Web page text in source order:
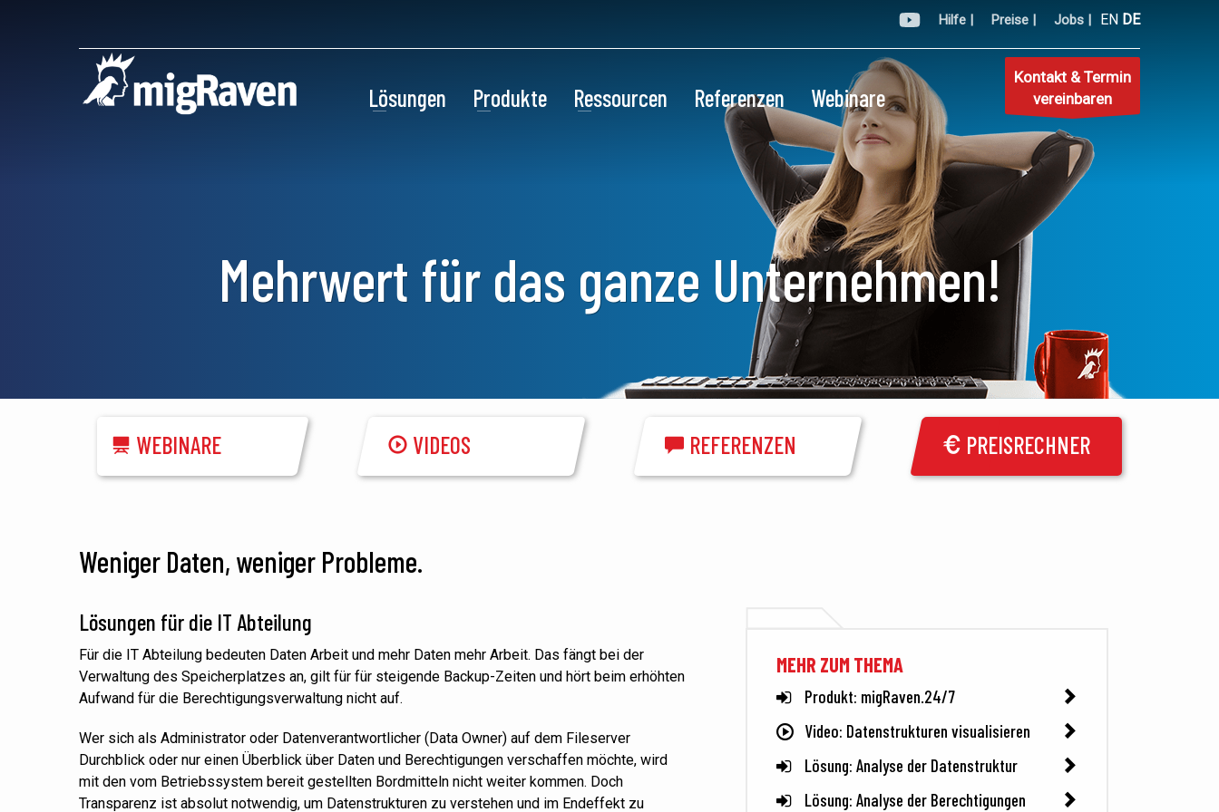
Hilfe | Preise | Jobs | EN DE
Lösungen Produkte Ressourcen Referenzen Webinare
Kontakt & Termin
vereinbaren
Mehrwert für das ganze Unternehmen!
WEBINARE VIDEOS REFERENZEN PREISRECHNER
Weniger Daten, weniger Probleme.
Lösungen für die IT Abteilung
Für die IT Abteilung bedeuten Daten Arbeit und mehr Daten mehr Arbeit. Das fängt bei der
Verwaltung des Speicherplatzes an, gilt für für steigende Backup-Zeiten und hört beim erhöhten
Aufwand für die Berechtigungsverwaltung nicht auf.
Wer sich als Administrator oder Datenverantwortlicher (Data Owner) auf dem Fileserver
Durchblick oder nur einen Überblick über Daten und Berechtigungen verschaffen möchte, wird
mit den vom Betriebssystem bereit gestellten Bordmitteln nicht weiter kommen. Doch
Transparenz ist absolut notwendig, um Datenstrukturen zu verstehen und im Endeffekt zu
MEHR ZUM THEMA
Produkt: migRaven.24/7
Video: Datenstrukturen visualisieren
Lösung: Analyse der Datenstruktur
Lösung: Analyse der Berechtigungen